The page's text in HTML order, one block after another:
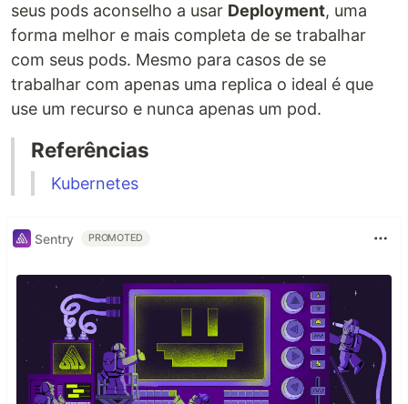
seus pods aconselho a usar Deployment, uma
forma melhor e mais completa de se trabalhar
com seus pods. Mesmo para casos de se
trabalhar com apenas uma replica o ideal é que
use um recurso e nunca apenas um pod.
Referências
Kubernetes
Sentry PROMOTED